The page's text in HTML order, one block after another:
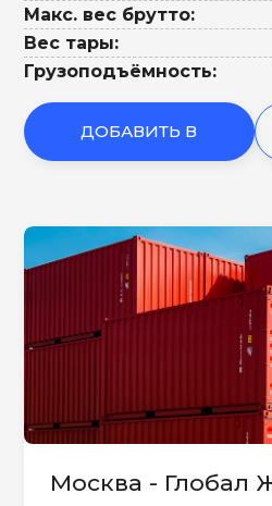
Макс. вес брутто:
Вес тары:
Грузоподъёмность:
ДОБАВИТЬ В
Москва - Глобал